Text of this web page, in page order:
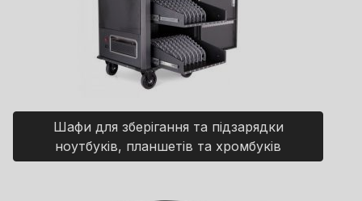
Шафи для зберігання та підзарядки
ноутбуків, планшетів та хромбуків